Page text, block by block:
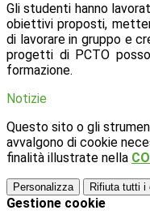
Gli studenti hanno
obiettivi proposti,
di lavorare in gruppo e
progetti di PCTO
formazione.
Notizie
Questo sito o gli
avvalgono di cookie
finalità illustrate nella
Personalizza Rifiuta tutti i
Gestione cookie